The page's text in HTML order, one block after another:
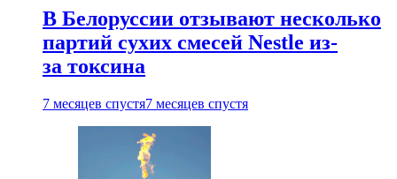
В Белоруссии отзывают несколько
партий сухих смесей Nestle из-
за токсина
7 месяцев спустя7 месяцев спустя